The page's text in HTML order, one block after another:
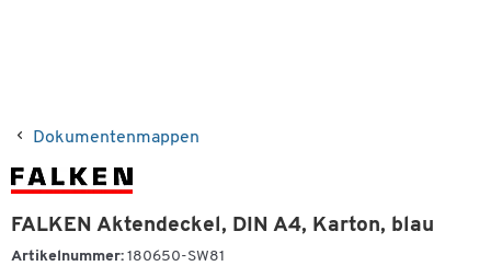
Dokumentenmappen
FALKEN Aktendeckel, DIN A4, Karton, blau
Artikelnummer: 180650-SW81